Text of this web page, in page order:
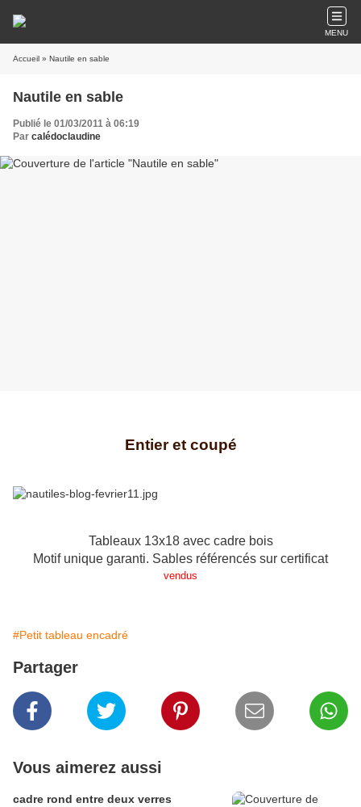
MENU
Accueil » Nautile en sable
Nautile en sable
Publié le 01/03/2011 à 06:19
Par calédoclaudine
Entier et coupé
Tableaux 13x18 avec cadre bois
Motif unique garanti. Sables référencés sur certificat
vendus
#Petit tableau encadré
Partager
Vous aimerez aussi
cadre rond entre deux verres